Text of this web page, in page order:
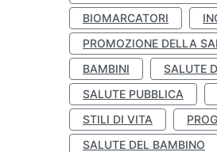
BIOMARCATORI
PROMOZIONE DELLA
BAMBINI
SALUTE
SALUTE PUBBLICA
STILI DI VITA
SALUTE DEL BAMBINO